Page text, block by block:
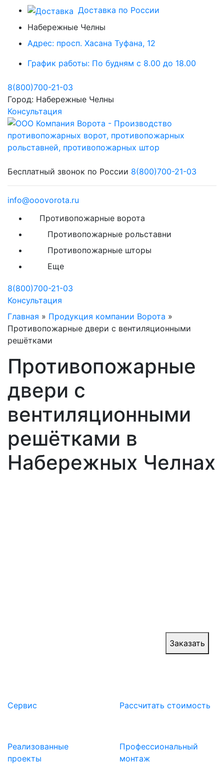
Доставка по России
Набережные Челны
Адрес: просп. Хасана Туфана, 12
График работы: По будням с 8.00 до 18.00
8(800)700-21-03
Город: Набережные Челны
Консультация
Бесплатный звонок по России 8(800)700-21-03
info@ooovorota.ru
Противопожарные ворота
Противопожарные рольставни
Противопожарные шторы
Еще
8(800)700-21-03
Консультация
Главная » Продукция компании Ворота »
Противопожарные двери с вентиляционными
решётками
Противопожарные
двери с
вентиляционными
решётками в
Набережных Челнах
Заказать
Сервис Расcчитать стоимость
Реализованные
проекты
Профессиональный
монтаж